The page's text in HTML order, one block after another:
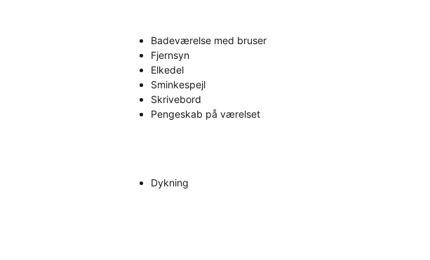
Badeværelse med bruser
Fjernsyn
Elkedel
Sminkespejl
Skrivebord
Pengeskab på værelset
Dykning